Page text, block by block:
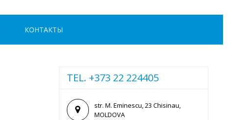
КОНТАКТЫ
TEL. +373 22 224405
str. M. Eminescu, 23 Chisinau,
MOLDOVA